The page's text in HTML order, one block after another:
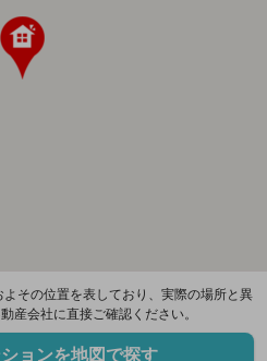
その位置を表しており、実際の場所と異
産会社に直接ご確認ください。
ョンを地図で探す